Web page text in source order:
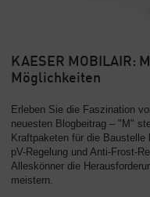
KAESER MOBILAIR:
Möglichkeiten
Erleben Sie die Faszination
neuesten Blogbeitrag – "M"
Kraftpaketen für die
pV-Regelung und Anti-Frost-
Alleskönner die
meistern.